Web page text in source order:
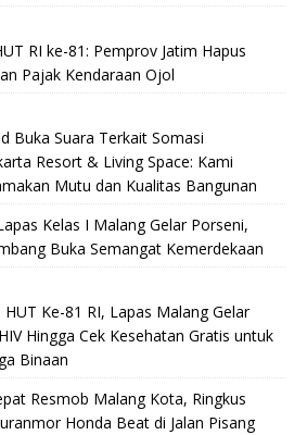
RI ke-81: Pemprov Jatim Hapus
Pajak Kendaraan Ojol
Buka Suara Terkait Somasi
Resort & Living Space: Kami
Mutu dan Kualitas Bangunan
Kelas I Malang Gelar Porseni,
Buka Semangat Kemerdekaan
HUT Ke-81 RI, Lapas Malang Gelar
Hingga Cek Kesehatan Gratis untuk
Binaan
Resmob Malang Kota, Ringkus
Honda Beat di Jalan Pisang